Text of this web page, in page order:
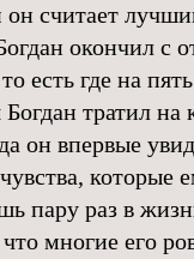
он считает
окончил с
есть где на
Богдан тратил
он впервые
которые
пару раз в
многие его